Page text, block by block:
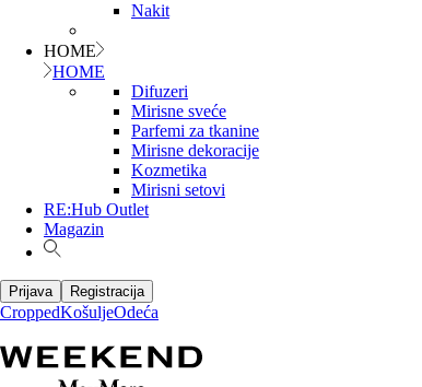
Nakit
HOME
HOME
Difuzeri
Mirisne sveće
Parfemi za tkanine
Mirisne dekoracije
Kozmetika
Mirisni setovi
RE:Hub Outlet
Magazin
Prijava Registracija
CroppedKošuljeOdeća